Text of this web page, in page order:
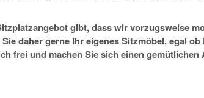
gibt, dass wir vorzugsweise
daher gerne Ihr eigenes Sitzmöbel, egal
frei und machen Sie sich einen gemütlichen